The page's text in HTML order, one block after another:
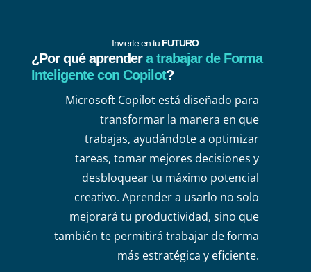
Invierte en tu FUTURO
¿Por qué aprendera trabajar de Forma
Inteligente con Copilot?
Microsoft Copilot está diseñado para
transformar la manera en que
trabajas, ayudándote a optimizar
tareas, tomar mejores decisiones y
desbloquear tu máximo potencial
creativo. Aprender a usarlo no solo
mejorará tu productividad, sino que
también te permitirá trabajar de forma
más estratégica y eficiente.